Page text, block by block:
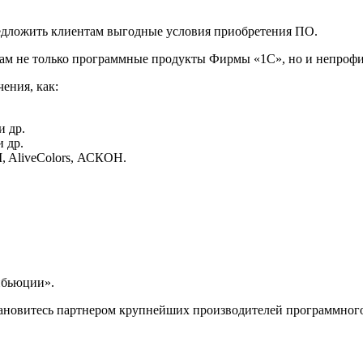
клиентам выгодные условия приобретения ПО.
не только программные продукты Фирмы «1С», но и
как:
др.
др.
AliveColors, АСКОН.
партнером крупнейших производителей